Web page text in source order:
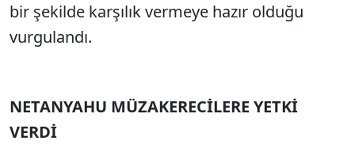
bir şekilde karşılık vermeye hazır olduğu
vurgulandı.
NETANYAHU MÜZAKERECİLERE YETKİ
VERDİ